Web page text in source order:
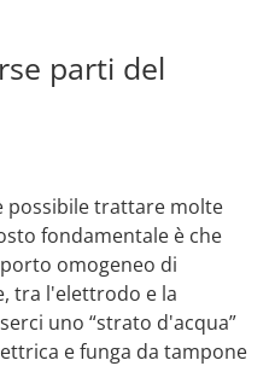
parti del
possibile trattare molte
fondamentale è che
omogeneo di
tra l'elettrodo e la
uno “strato d'acqua”
e funga da tampone